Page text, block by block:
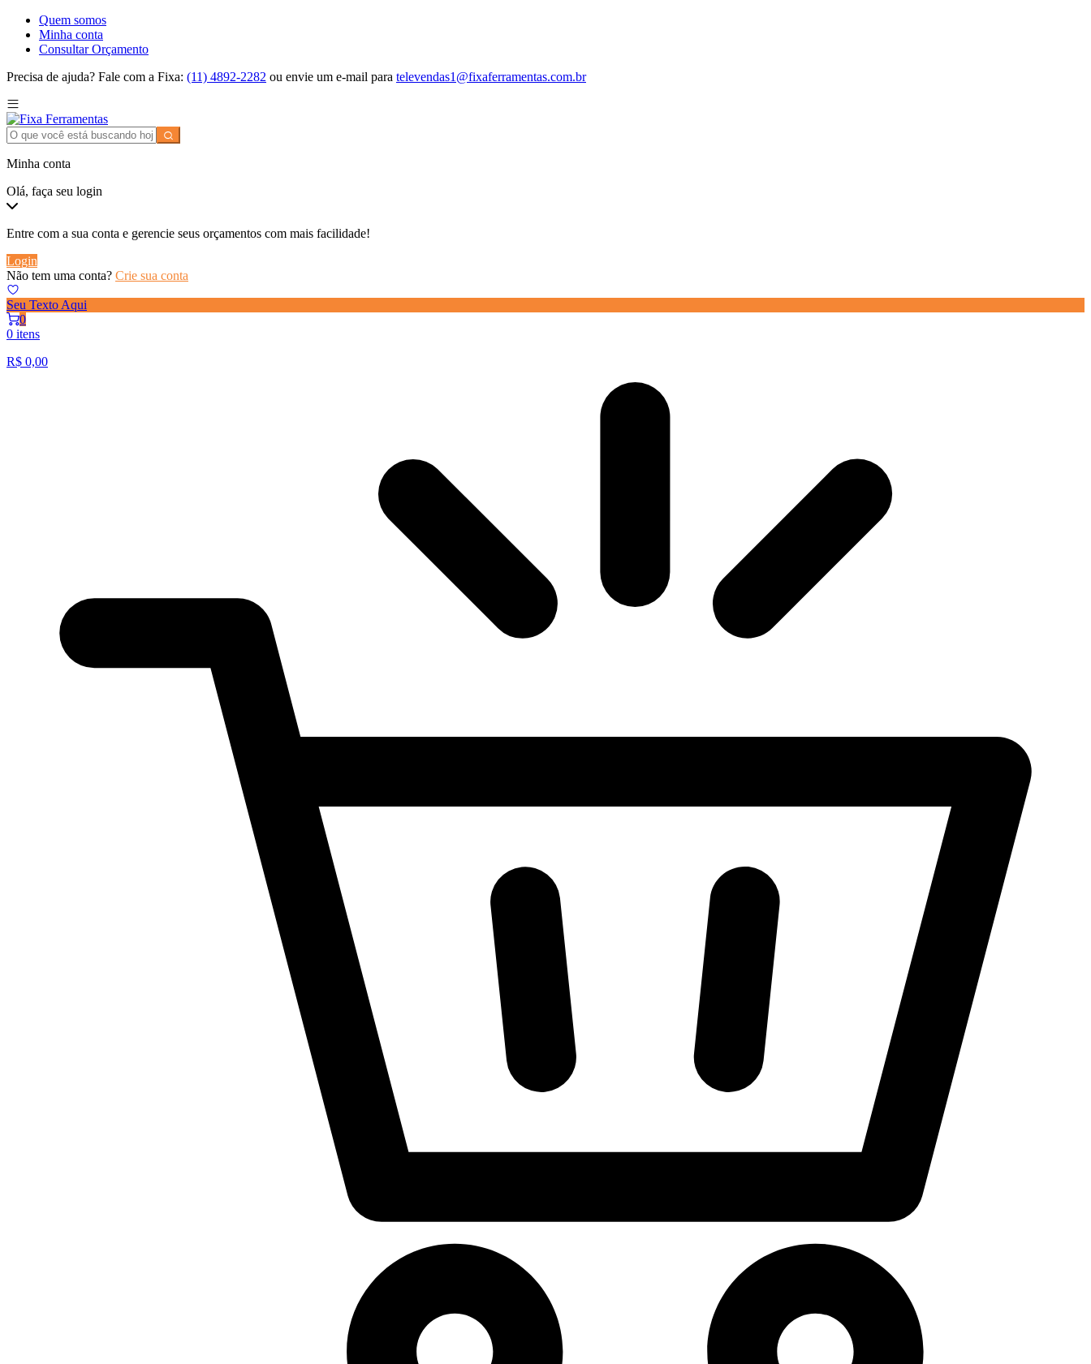
Quem somos
Minha conta
Consultar Orçamento
Precisa de ajuda? Fale com a Fixa: (11) 4892-2282 ou envie um e-mail para televendas1@fixaferramentas.com.br
Minha conta
Olá, faça seu login
Entre com a sua conta e gerencie seus orçamentos com mais facilidade!
Login
Não tem uma conta? Crie sua conta
Seu Texto Aqui
0
0 itens
R$ 0,00